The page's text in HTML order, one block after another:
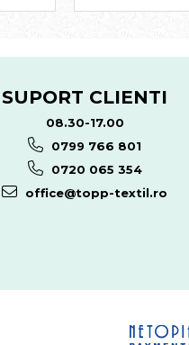
SUPORT CLIENTI
08.30-17.00
0799 766 801
0720 065 354
office@topp-textil.ro